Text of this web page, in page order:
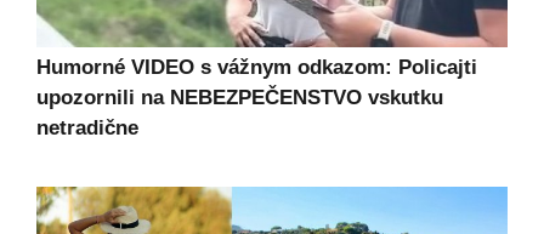
Humorné VIDEO s vážnym odkazom: Policajti
upozornili na NEBEZPEČENSTVO vskutku
netradične